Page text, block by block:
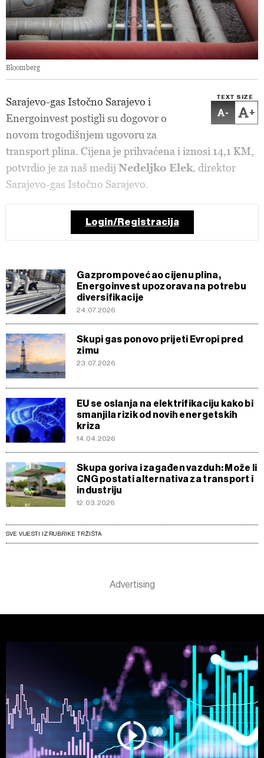
Bloomberg
TEXT SIZE
- +
Sarajevo-gas Istočno Sarajevo i
Energoinvest postigli su dogovor o
novom trogodišnjem ugovoru za
transport plina. Cijena je prihvaćena i iznosi 14,1 KM,
potvrdio je za naš medij Nedeljko Elek, direktor
Sarajevo-gas Istočno Sarajevo.
Login/Registracija
Gazprom povećao cijenu plina,
Energoinvest upozorava na potrebu
diversifikacije
24.07.2026
Skupi gas ponovo prijeti Evropi pred
zimu
23.07.2026
EU se oslanja na elektrifikaciju kako bi
smanjila rizik od novih energetskih
kriza
14.04.2026
Skupa goriva i zagađen vazduh: Može li
CNG postati alternativa za transport i
industriju
12.03.2026
SVE VIJESTI IZ RUBRIKE TRŽIŠTA